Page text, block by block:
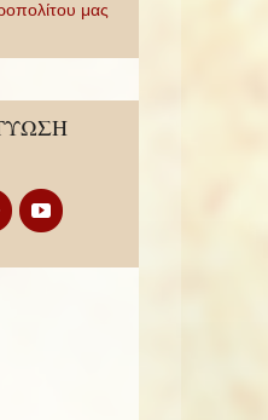
μας